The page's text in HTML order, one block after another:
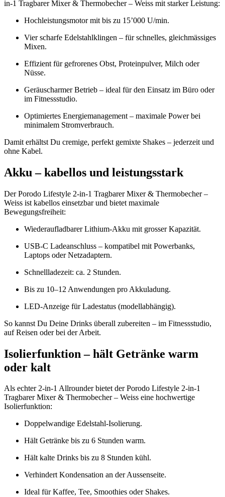
in-1 Tragbarer Mixer & Thermobecher – Weiss mit starker Leistung:
Hochleistungsmotor mit bis zu 15’000 U/min.
Vier scharfe Edelstahlklingen – für schnelles, gleichmässiges
Mixen.
Effizient für gefrorenes Obst, Proteinpulver, Milch oder
Nüsse.
Geräuscharmer Betrieb – ideal für den Einsatz im Büro oder
im Fitnessstudio.
Optimiertes Energiemanagement – maximale Power bei
minimalem Stromverbrauch.
Damit erhältst Du cremige, perfekt gemixte Shakes – jederzeit und
ohne Kabel.
Akku – kabellos und leistungsstark
Der Porodo Lifestyle 2-in-1 Tragbarer Mixer & Thermobecher –
Weiss ist kabellos einsetzbar und bietet maximale
Bewegungsfreiheit:
Wiederaufladbarer Lithium-Akku mit grosser Kapazität.
USB-C Ladeanschluss – kompatibel mit Powerbanks,
Laptops oder Netzadaptern.
Schnellladezeit: ca. 2 Stunden.
Bis zu 10–12 Anwendungen pro Akkuladung.
LED-Anzeige für Ladestatus (modellabhängig).
So kannst Du Deine Drinks überall zubereiten – im Fitnessstudio,
auf Reisen oder bei der Arbeit.
Isolierfunktion – hält Getränke warm
oder kalt
Als echter 2-in-1 Allrounder bietet der Porodo Lifestyle 2-in-1
Tragbarer Mixer & Thermobecher – Weiss eine hochwertige
Isolierfunktion:
Doppelwandige Edelstahl-Isolierung.
Hält Getränke bis zu 6 Stunden warm.
Hält kalte Drinks bis zu 8 Stunden kühl.
Verhindert Kondensation an der Aussenseite.
Ideal für Kaffee, Tee, Smoothies oder Shakes.